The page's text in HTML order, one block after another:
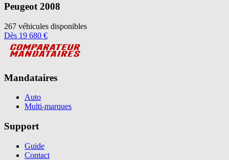
Peugeot 2008
267 véhicules disponibles
Dès 19 680 €
Mandataires
Auto
Multi-marques
Support
Guide
Contact